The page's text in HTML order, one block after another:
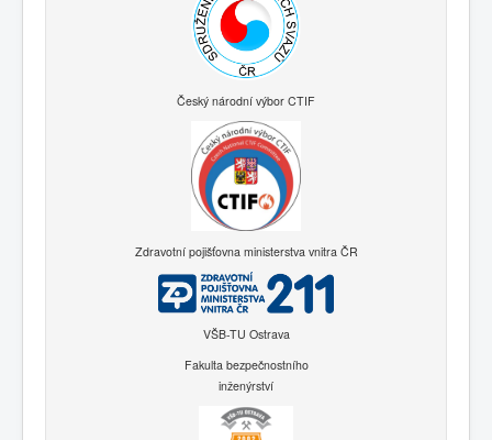
Český národní výbor CTIF
Zdravotní pojišťovna ministerstva vnitra ČR
VŠB-TU Ostrava
Fakulta bezpečnostního
inženýrství